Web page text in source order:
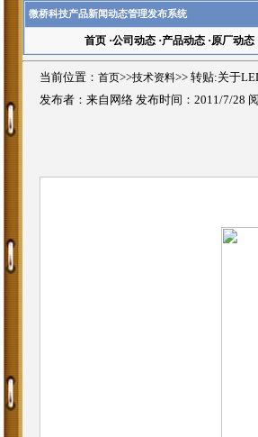
微桥科技产品新闻动态管理发布系统
首页·公司动态·产品动态·原厂动态
当前位置： 首页>>技术资料>> 转贴:关于
发布者：来自网络 发布时间：2011/7/28